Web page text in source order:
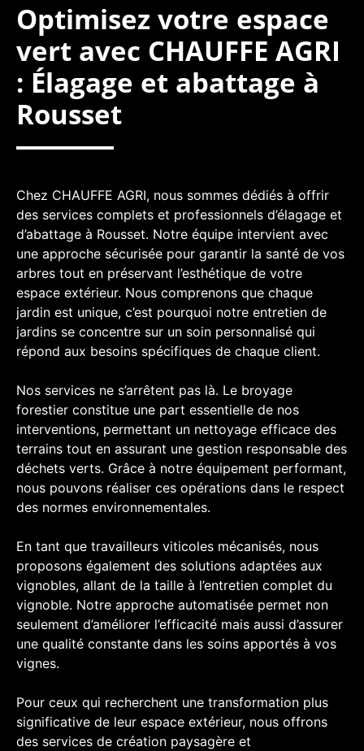
Optimisez votre espace
vert avec CHAUFFE AGRI
: Élagage et abattage à
Rousset
Chez CHAUFFE AGRI, nous sommes dédiés à offrir
des services complets et professionnels d’élagage et
d’abattage à Rousset. Notre équipe intervient avec
une approche sécurisée pour garantir la santé de vos
arbres tout en préservant l’esthétique de votre
espace extérieur. Nous comprenons que chaque
jardin est unique, c’est pourquoi notre entretien de
jardins se concentre sur un soin personnalisé qui
répond aux besoins spécifiques de chaque client.
Nos services ne s’arrêtent pas là. Le broyage
forestier constitue une part essentielle de nos
interventions, permettant un nettoyage efficace des
terrains tout en assurant une gestion responsable des
déchets verts. Grâce à notre équipement performant,
nous pouvons réaliser ces opérations dans le respect
des normes environnementales.
En tant que travailleurs viticoles mécanisés, nous
proposons également des solutions adaptées aux
vignobles, allant de la taille à l’entretien complet du
vignoble. Notre approche automatisée permet non
seulement d’améliorer l’efficacité mais aussi d’assurer
une qualité constante dans les soins apportés à vos
vignes.
Pour ceux qui recherchent une transformation plus
significative de leur espace extérieur, nous offrons
des services de création paysagère et